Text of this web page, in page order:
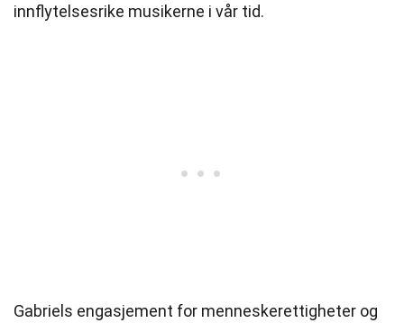
innflytelsesrike musikerne i vår tid.
Gabriels engasjement for menneskerettigheter og